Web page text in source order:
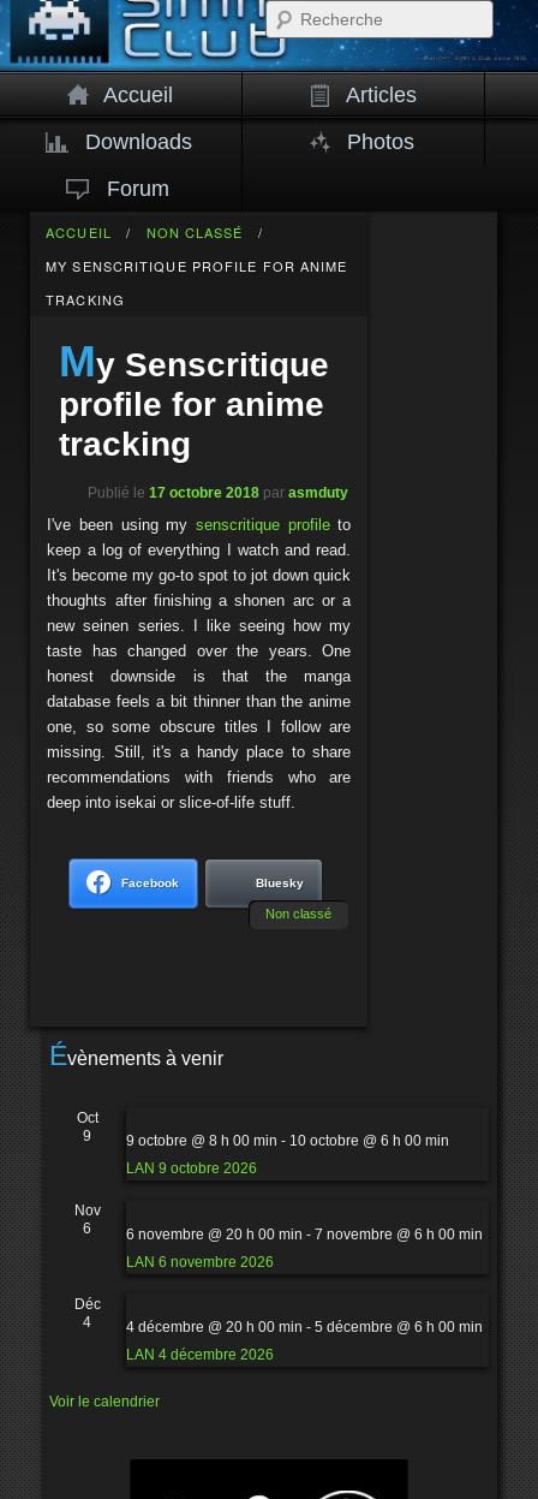
Accueil
Articles
Downloads
Photos
Forum
ACCUEIL / NON CLASSÉ /
MY SENSCRITIQUE PROFILE FOR ANIME
TRACKING
My Senscritique
profile for anime
tracking
Publié le17 octobre 2018 parasmduty
I've been using my senscritique profileto
keep a log of everything I watch and read.
It's become my go-to spot to jot down quick
thoughts after finishing a shonen arc or a
new seinen series. I like seeing how my
taste has changed over the years. One
honest downside is that the manga
database feels a bit thinner than the anime
one, so some obscure titles I follow are
missing. Still, it's a handy place to share
recommendations with friends who are
deep into isekai or slice-of-life stuff.
Facebook Bluesky
Non classé
Évènements à venir
Oct
9
9 octobre @ 8 h 00 min - 10 octobre @ 6 h 00 min
LAN 9 octobre 2026
Nov
6
6 novembre @ 20 h 00 min - 7 novembre @ 6 h 00 min
LAN 6 novembre 2026
Déc
4
4 décembre @ 20 h 00 min - 5 décembre @ 6 h 00 min
LAN 4 décembre 2026
Voir le calendrier